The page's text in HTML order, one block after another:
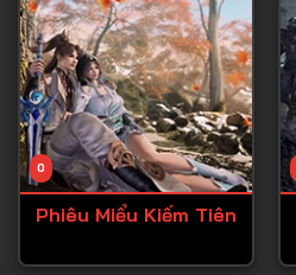
Tập 22
Tập 23
Tập 24
Tập 25
Tập 26
0
Phiêu Miểu Kiếm Tiên